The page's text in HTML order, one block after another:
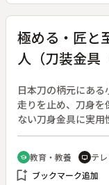
の名である。日本
結ばれた。国男さん
６月、国男さんは失
極める・匠
人（刀装金具
日本刀の柄元にあ
走りを止め、刀身を
ない刀身金具に実
し存在の証とした
めてきた。◆習熟し
気負いのない人柄と
されている。
school 教育・教養 tv テ
bookmark_add ブックマーク追加